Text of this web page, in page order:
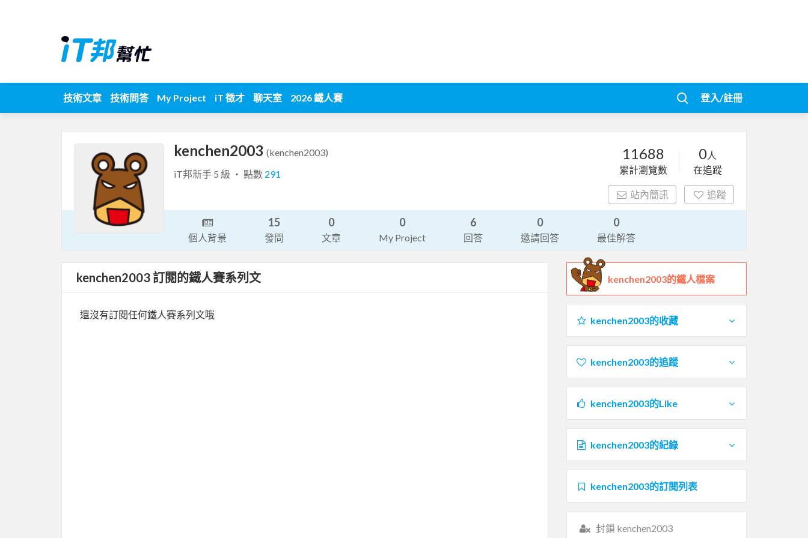
技術文章 技術問答 My Project iT 徵才 聊天室 2026 鐵人賽 登入/註冊
kenchen2003 (kenchen2003)
iT邦新手 5 級 ‧ 點數 291
11688
累計瀏覽數
0人
在追蹤
站內簡訊 追蹤
個人背景
15
發問
0
文章
0
My Project
6
回答
0
邀請回答
0
最佳解答
kenchen2003 訂閱的鐵人賽系列文
還沒有訂閱任何鐵人賽系列文哦
kenchen2003的鐵人檔案
kenchen2003的收藏
kenchen2003的追蹤
kenchen2003的Like
kenchen2003的紀錄
kenchen2003的訂閱列表
封鎖 kenchen2003